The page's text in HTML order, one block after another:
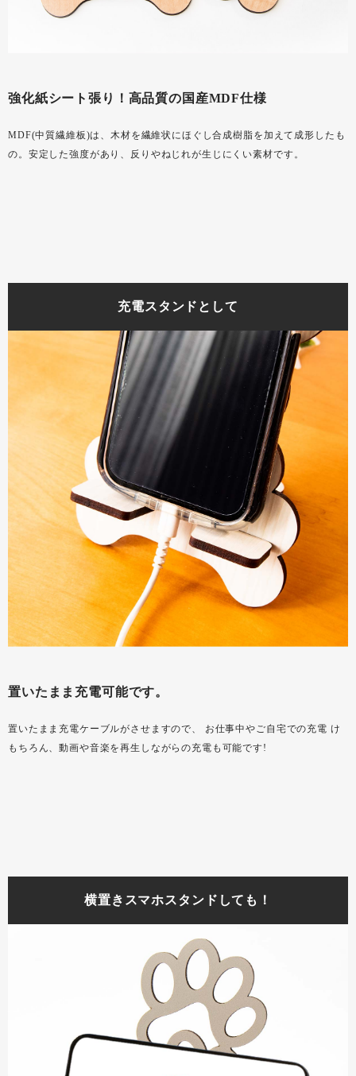
強化紙シート張り！高品質の国産MDF仕様
MDF(中質繊維板)は、木材を繊維状にほぐし合成樹脂を加えて成形したも
の。安定した強度があり、反りやねじれが生じにくい素材です。
充電スタンドとして
置いたまま充電可能です。
置いたまま充電ケーブルがさせますので、 お仕事中やご自宅での充電 け
もちろん、動画や音楽を再生しながらの充電も可能です!
横置きスマホスタンドしても！